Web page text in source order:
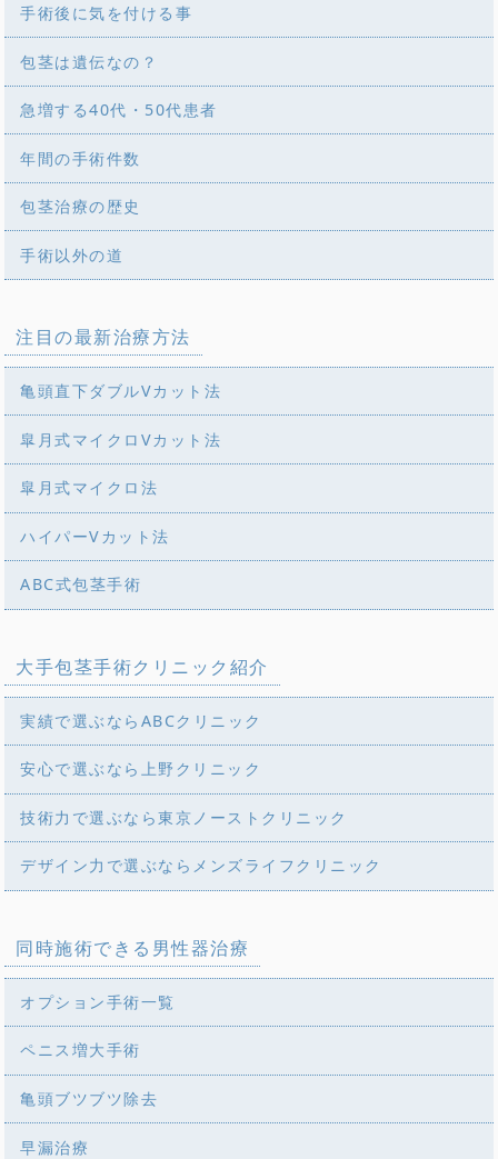
手術後に気を付ける事
包茎は遺伝なの？
急増する40代・50代患者
年間の手術件数
包茎治療の歴史
手術以外の道
注目の最新治療方法
亀頭直下ダブルVカット法
皐月式マイクロVカット法
皐月式マイクロ法
ハイパーVカット法
ABC式包茎手術
大手包茎手術クリニック紹介
実績で選ぶならABCクリニック
安心で選ぶなら上野クリニック
技術力で選ぶなら東京ノーストクリニック
デザイン力で選ぶならメンズライフクリニック
同時施術できる男性器治療
オプション手術一覧
ペニス増大手術
亀頭ブツブツ除去
早漏治療